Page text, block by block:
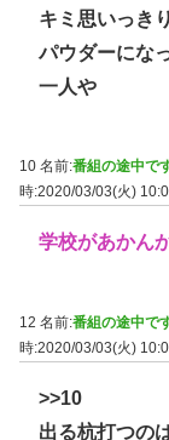
キミ思いっき
パウダーにな
一人や
10 名前:番組の途中で
時:2020/03/03(火)
学校があかん
12 名前:番組の途中で
時:2020/03/03(火)
>>10
出る杭打つの